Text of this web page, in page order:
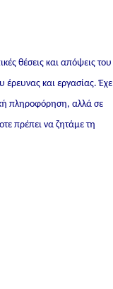
θέσεις και απόψεις του
και εργασίας.
πληροφόρηση, αλλά σε
πρέπει να ζητάμε τη